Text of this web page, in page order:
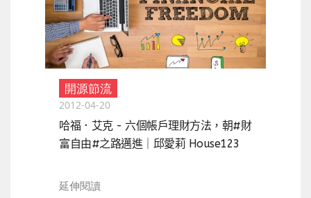
開源節流
2012-04-20
哈福．艾克 - 六個帳戶理財方法，朝#財
富自由#之路邁進｜邱愛莉 House123
延伸閱讀